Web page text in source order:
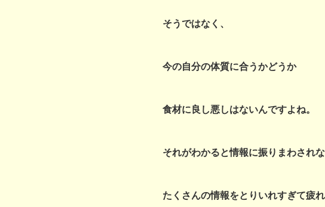
そうではなく、
今の自分の体質に合うかどうか
食材に良し悪しはないんですよね。
それがわかると情報に振りまわされ
たくさんの情報をとりいれすぎて疲